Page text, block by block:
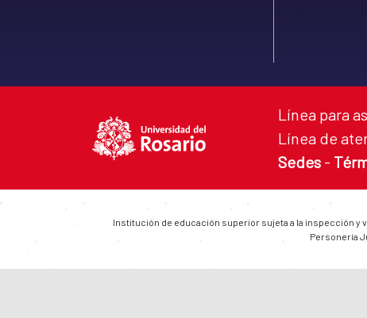
Línea para
Línea de
Sedes -
Institución de educación superior sujeta a la inspección y
Personería